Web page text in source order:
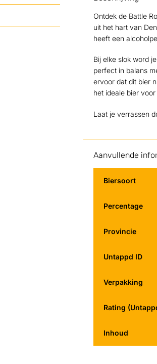
Ontdek de Battle
uit het hart van
heeft een
Bij elke slok word
perfect in balans
ervoor dat dit bier
het ideale bier
Laat je verrassen
Aanvullende
Biersoort
Percentage
Provincie
Untappd ID
Verpakking
Rating
Inhoud